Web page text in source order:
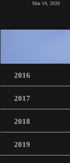
Mar 14, 2026
2016
2017
2018
2019